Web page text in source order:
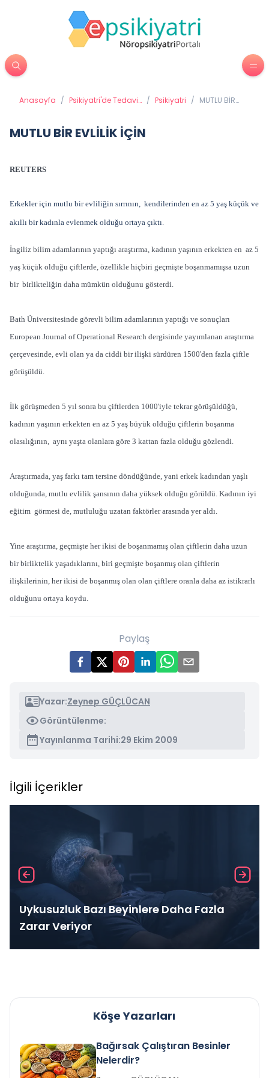
Anasayfa / Psikiyatri'de Tedavi
/ Psikiyatri / MUTLU BİR
MUTLU BİR EVLİLİK İÇİN
REUTERS
Erkekler için mutlu bir evliliğin sırrının, kendilerinden en az 5 yaş küçük ve
akıllı bir kadınla evlenmek olduğu ortaya çıktı.
İngiliz bilim adamlarının yaptığı araştırma, kadının yaşının erkekten en az 5
yaş küçük olduğu çiftlerde, özellikle hiçbiri geçmişte boşanmamışsa uzun
bir birlikteliğin daha mümkün olduğunu gösterdi.
Bath Üniversitesinde görevli bilim adamlarının yaptığı ve sonuçları
European Journal of Operational Research dergisinde yayımlanan araştırma
çerçevesinde, evli olan ya da ciddi bir ilişki sürdüren 1500'den fazla çiftle
görüşüldü.
İlk görüşmeden 5 yıl sonra bu çiftlerden 1000'iyle tekrar görüşüldüğü,
kadının yaşının erkekten en az 5 yaş büyük olduğu çiftlerin boşanma
olasılığının, aynı yaşta olanlara göre 3 kattan fazla olduğu gözlendi.
Araştırmada, yaş farkı tam tersine döndüğünde, yani erkek kadından yaşlı
olduğunda, mutlu evlilik şansının daha yüksek olduğu görüldü. Kadının iyi
eğitim görmesi de, mutluluğu uzatan faktörler arasında yer aldı.
Yine araştırma, geçmişte her ikisi de boşanmamış olan çiftlerin daha uzun
bir birliktelik yaşadıklarını, biri geçmişte boşanmış olan çiftlerin
ilişkilerinin, her ikisi de boşanmış olan olan çiftlere oranla daha az istikrarlı
olduğunu ortaya koydu.
Paylaş
Yazar:Zeynep GÜÇLÜCAN
Görüntülenme:
Yayınlanma Tarihi:29 Ekim 2009
İlgili İçerikler
Uykusuzluk Bazı Beyinlere Daha Fazla
Zarar Veriyor
Köşe Yazarları
Bağırsak Çalıştıran Besinler
Nelerdir?